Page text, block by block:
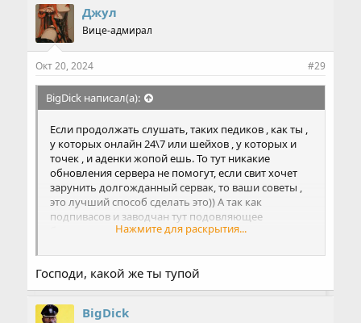
Джул
Вице-адмирал
Окт 20, 2024 #29
BigDick написал(а):
Если продолжать слушать, таких педиков , как ты ,
у которых онлайн 24\7 или шейхов , у которых и
точек , и аденки жопой ешь. То тут никакие
обновления сервера не помогут, если свит хочет
зарунить долгожданный сервак, то ваши советы ,
это лучший способ сделать это)) А так как
подпивасов и заводчан тут подовляющее
большинство, то залупу вам, а не адену в шопе и
Нажмите для раскрытия...
Господи, какой же ты тупой
BigDick